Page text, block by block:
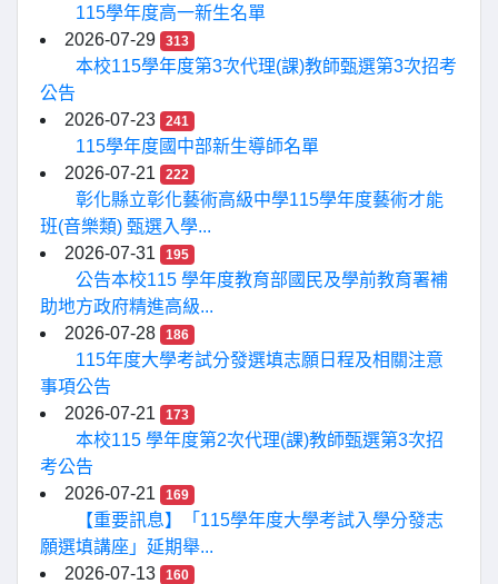
115學年度高一新生名單
2026-07-29
313
本校115學年度第3次代理(課)教師甄選第3次招考
公告
2026-07-23
241
115學年度國中部新生導師名單
2026-07-21
222
彰化縣立彰化藝術高級中學115學年度藝術才能
班(音樂類) 甄選入學...
2026-07-31
195
公告本校115 學年度教育部國民及學前教育署補
助地方政府精進高級...
2026-07-28
186
115年度大學考試分發選填志願日程及相關注意
事項公告
2026-07-21
173
本校115 學年度第2次代理(課)教師甄選第3次招
考公告
2026-07-21
169
【重要訊息】「115學年度大學考試入學分發志
願選填講座」延期舉...
2026-07-13
160